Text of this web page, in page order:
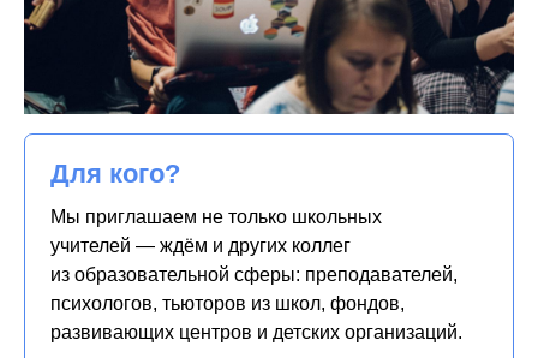
Для кого?
Мы приглашаем не только школьных
учителей — ждём и других коллег
из образовательной сферы: преподавателей,
психологов, тьюторов из школ, фондов,
развивающих центров и детских организаций.